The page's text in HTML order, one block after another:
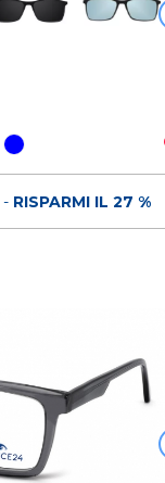
- RISPARMI IL 27 %